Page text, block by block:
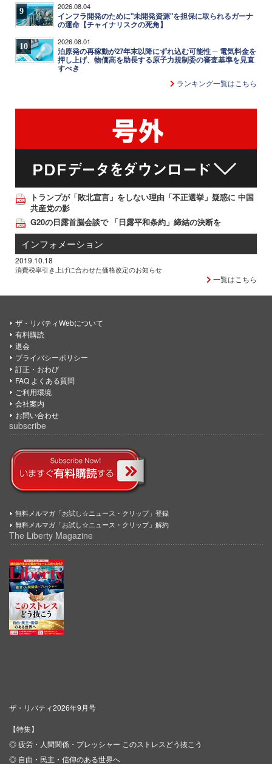
9 2026.08.04
インフラ開発のために"未開発資源"を担保に取られるガーナ
の運命【チャイナリスクの死角】
10 2026.08.01
泊原発の再稼動が27年末以降にずれ込む可能性 ─ 電気料金を
押し上げ、物価高を助長する原子力規制委の審査基準を見直
すべき
ランキング一覧はこちら
トランプが「敗北宣言」をしない理由「不正選挙」疑惑に 中国
共産党の影
G20の日露首脳会談で 「日露平和条約」締結の決断を
インフォメーション
2019.10.18
消費税率引き上げに合わせた価格改定のお知らせ
一覧はこちら
ザ・リバティWebについて
有料購読
退会
プライバシーポリシー
訂正・おわび
FAQ よくある質問
ご利用環境
会社案内
お問い合わせ
subscribe
無料メルマガ「お試し☆ニュース・クリップ」登録
無料メルマガ「お試し☆ニュース・クリップ」解約
The Liberty Magazine
ザ・リバティ2026年9月号
【特集】
◎ 疲労・人間関係・プレッシャー このストレスどう抜こう
◎ 自由・民主・信仰のある世界へ